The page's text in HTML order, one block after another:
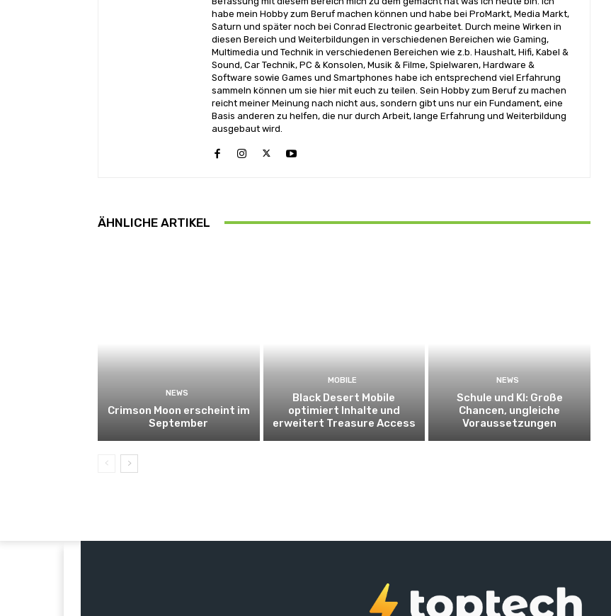
habe mein Hobby zum Beruf machen können und habe bei ProMarkt, Media Markt,
Saturn und später noch bei Conrad Electronic gearbeitet. Durch meine Wirken in
diesen Bereich und Weiterbildungen in verschiedenen Bereichen wie Gaming,
Multimedia und Technik in verschiedenen Bereichen wie z.b. Haushalt, Hifi, Kabel &
Sound, Car Technik, PC & Konsolen, Musik & Filme, Spielwaren, Hardware &
Software sowie Games und Smartphones habe ich entsprechend viel Erfahrung
sammeln können um sie hier mit euch zu teilen. Sein Hobby zum Beruf zu machen
reicht meiner Meinung nach nicht aus, sondern gibt uns nur ein Fundament, eine
Basis anderen zu helfen, die nur durch Arbeit, lange Erfahrung und Weiterbildung
ausgebaut wird.
ÄHNLICHE ARTIKEL
NEWS
Crimson Moon erscheint im
September
MOBILE
Black Desert Mobile
optimiert Inhalte und
erweitert Treasure Access
NEWS
Schule und KI: Große
Chancen, ungleiche
Voraussetzungen